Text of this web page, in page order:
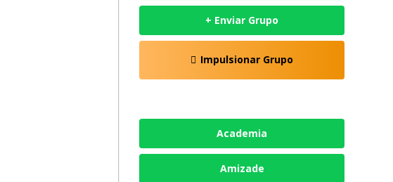
+ Enviar Grupo
Impulsionar Grupo
Academia
Amizade